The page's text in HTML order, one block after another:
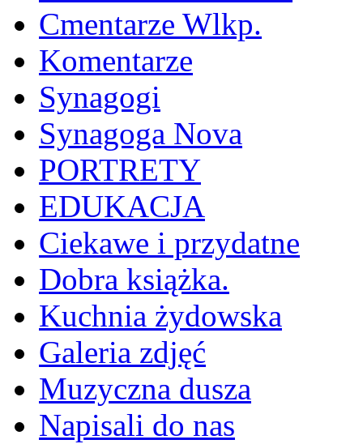
Cmentarze Wlkp.
Komentarze
Synagogi
Synagoga Nova
PORTRETY
EDUKACJA
Ciekawe i przydatne
Dobra książka.
Kuchnia żydowska
Galeria zdjęć
Muzyczna dusza
Napisali do nas